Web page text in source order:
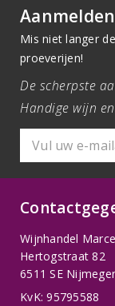
Mis niet langer
proeverijen!
De scherpste
Handige wijn
Wijnhandel
Hertogstraat 82
6511 SE
KvK: 95795588